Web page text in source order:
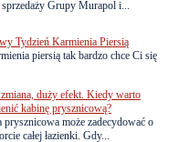
Grupy Murapol i...
Tydzień Karmienia Piersią
piersią tak bardzo chce Ci się
zmiana, duży efekt. Kiedy warto
kabinę prysznicową?
prysznicowa może zadecydować o
całej łazienki. Gdy...